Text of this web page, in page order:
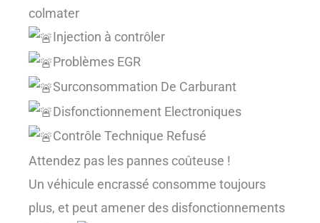
colmater
Injection à contrôler
Problèmes EGR
Surconsommation De Carburant
Disfonctionnement Electroniques
Contrôle Technique Refusé
Attendez pas les pannes coûteuse !
Un véhicule encrassé consomme toujours
plus, et peut amener des disfonctionnements